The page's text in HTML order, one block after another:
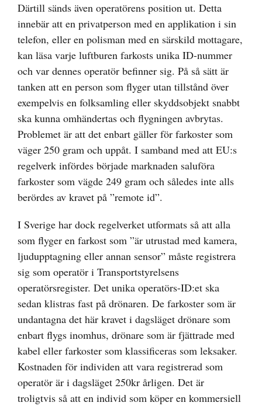
Därtill sänds även operatörens position ut. Detta
innebär att en privatperson med en applikation i sin
telefon, eller en polisman med en särskild mottagare,
kan läsa varje luftburen farkosts unika ID-nummer
och var dennes operatör befinner sig. På så sätt är
tanken att en person som flyger utan tillstånd över
exempelvis en folksamling eller skyddsobjekt snabbt
ska kunna omhändertas och flygningen avbrytas.
Problemet är att det enbart gäller för farkoster som
väger 250 gram och uppåt. I samband med att EU:s
regelverk infördes började marknaden saluföra
farkoster som vägde 249 gram och således inte alls
berördes av kravet på ”remote id”.
I Sverige har dock regelverket utformats så att alla
som flyger en farkost som ”är utrustad med kamera,
ljudupptagning eller annan sensor” måste registrera
sig som operatör i Transportstyrelsens
operatörsregister. Det unika operatörs-ID:et ska
sedan klistras fast på drönaren. De farkoster som är
undantagna det här kravet i dagsläget drönare som
enbart flygs inomhus, drönare som är fjättrade med
kabel eller farkoster som klassificeras som leksaker.
Kostnaden för individen att vara registrerad som
operatör är i dagsläget 250kr årligen. Det är
troligtvis så att en individ som köper en kommersiell